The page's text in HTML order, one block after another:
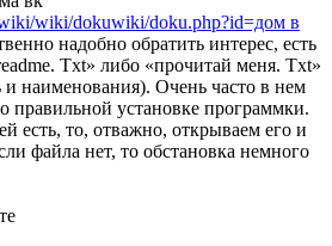
wiki/dokuwiki/doku.php?id=дом в
надобно обратить интерес, есть
Txt» либо «прочитай меня. Txt»
наименования). Очень часто в нем
правильной установке программки.
есть, то, отважно, открываем его и
файла нет, то обстановка немного